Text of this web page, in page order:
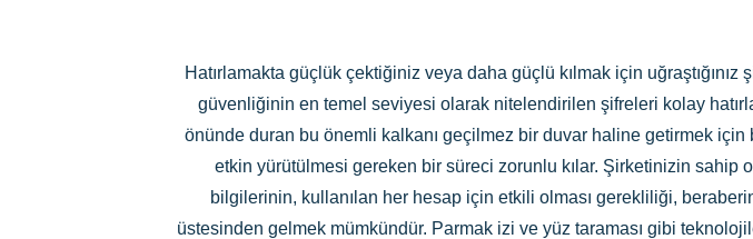
Hatırlamakta güçlük çektiğiniz veya daha güçlü kılmak için
güvenliğinin en temel seviyesi olarak nitelendirilen şifreleri kolay
önünde duran bu önemli kalkanı geçilmez bir duvar haline getirmek
etkin yürütülmesi gereken bir süreci zorunlu kılar. Şirketinizin sahip
bilgilerinin, kullanılan her hesap için etkili olması gerekliliği,
üstesinden gelmek mümkündür. Parmak izi ve yüz taraması gibi